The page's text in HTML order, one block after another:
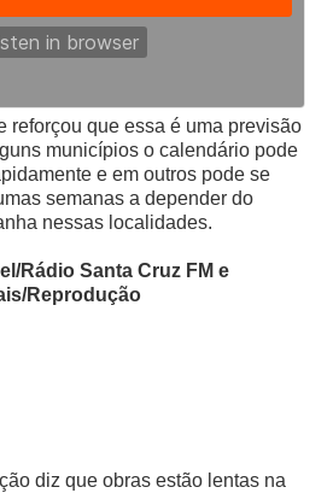
reforçou que essa é uma previsão
municípios o calendário pode
e em outros pode se
semanas a depender do
nessas localidades.
Rádio Santa Cruz FM e
Reprodução
diz que obras estão lentas na